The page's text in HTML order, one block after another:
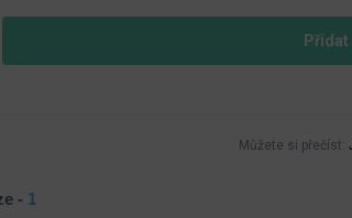
Můžete si přečíst:
- 1